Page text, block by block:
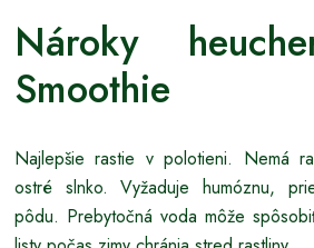
Nároky
Smoothie
Najlepšie rastie v polotieni. Nemá
ostré slnko. Vyžaduje humóznu,
pôdu. Prebytočná voda môže